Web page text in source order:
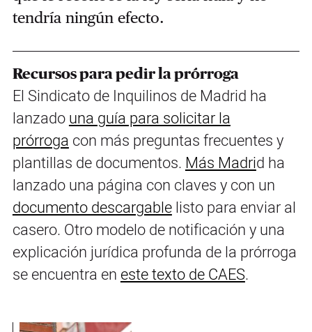
tendría ningún efecto.
Recursos para pedir la prórroga
El Sindicato de Inquilinos de Madrid ha
lanzadouna guía para solicitar la
prórroga con más preguntas frecuentes y
plantillas de documentos. Más Madrid ha
lanzado una página con claves y con un
documento descargablelisto para enviar al
casero. Otro modelo de notificación y una
explicación jurídica profunda de la prórroga
se encuentra en este texto de CAES.